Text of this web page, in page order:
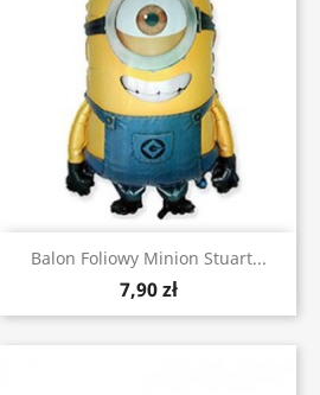
Balon Foliowy Minion Stuart...
7,90 zł